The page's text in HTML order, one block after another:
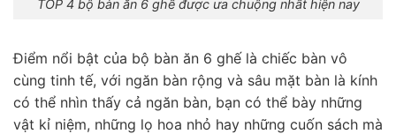
TOP 4 bộ bàn ăn 6 ghế được ưa chuộng nhất hiện nay
Điểm nổi bật của bộ bàn ăn 6 ghế là chiếc bàn vô
cùng tinh tế, với ngăn bàn rộng và sâu mặt bàn là kính
có thể nhìn thấy cả ngăn bàn, bạn có thể bày những
vật kỉ niệm, những lọ hoa nhỏ hay những cuốn sách mà